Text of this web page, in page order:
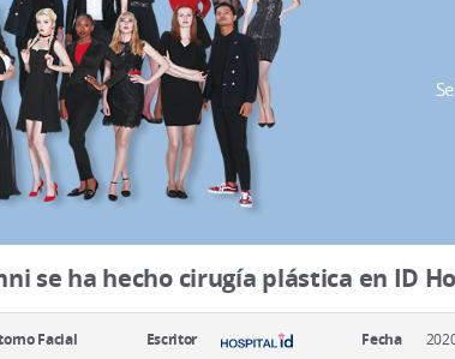
se ha hecho cirugía plástica en ID
Facial Escritor Fecha